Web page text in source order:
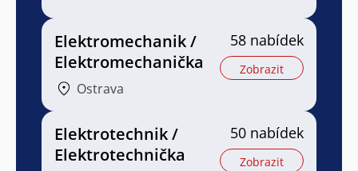
Elektromechanik /
Elektromechanička
Ostrava
58 nabídek
Zobrazit
Elektrotechnik /
Elektrotechnička
50 nabídek
Zobrazit